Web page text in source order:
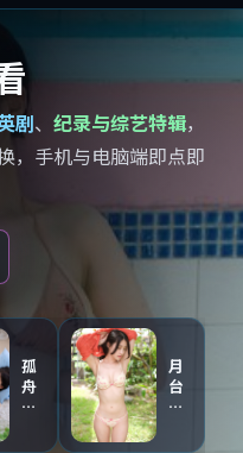
剧、 纪录与综艺特辑，
，手机与电脑端即点即
孤
舟
与
月
台
与